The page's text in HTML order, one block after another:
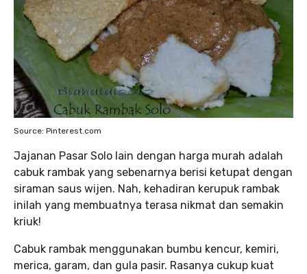
Source: Pinterest.com
Jajanan Pasar Solo lain dengan harga murah adalah
cabuk rambak yang sebenarnya berisi ketupat dengan
siraman saus wijen. Nah, kehadiran kerupuk rambak
inilah yang membuatnya terasa nikmat dan semakin
kriuk!
Cabuk rambak menggunakan bumbu kencur, kemiri,
merica, garam, dan gula pasir. Rasanya cukup kuat